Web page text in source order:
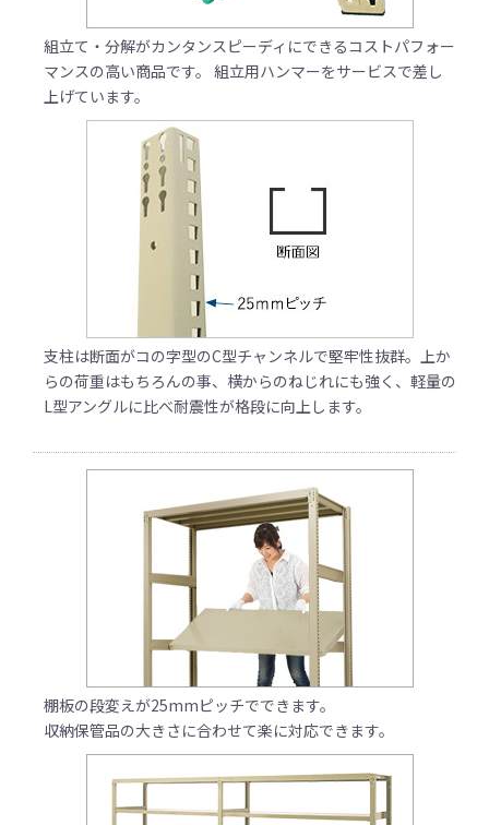
組立て・分解がカンタンスピーディにできるコストパフォー
マンスの高い商品です。 組立用ハンマーをサービスで差し
上げています。
支柱は断面がコの字型のC型チャンネルで堅牢性抜群。上か
らの荷重はもちろんの事、横からのねじれにも強く、軽量の
L型アングルに比べ耐震性が格段に向上します。
棚板の段変えが25mmピッチでできます。
収納保管品の大きさに合わせて楽に対応できます。